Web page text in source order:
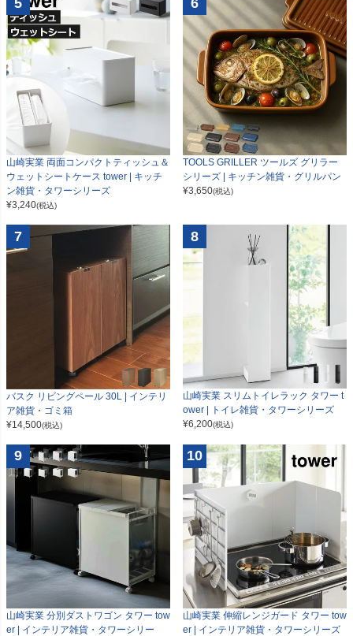
山崎実業 両面コンパクトティッシュ＆
ウェットシートケース tower | キッチ
ン雑貨・タワーシリーズ
¥3,240(税込)
TOOLS GRILLER ツールズ グリラー
シリーズ | キッチン雑貨・グリルパン
¥3,650(税込)
7
バスク リビングペール 30L | インテリ
ア雑貨・ゴミ箱
¥14,500(税込)
8
山崎実業 スリムトイレラック タワー t
ower | トイレ雑貨・タワーシリーズ
¥6,200(税込)
9
山崎実業 分別ダストワゴン タワー tow
er | インテリア雑貨・タワーシリー
10
山崎実業 伸縮レンジガード タワー tow
er | インテリア雑貨・タワーシリーズ